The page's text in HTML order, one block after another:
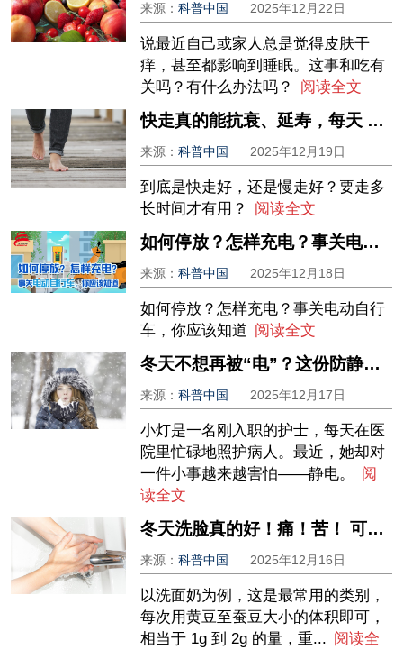
来源：科普中国 2025年12月22日
说最近自己或家人总是觉得皮肤干
痒，甚至都影响到睡眠。这事和吃有
关吗？有什么办法吗？
阅读全文
快走真的能抗衰、延寿，每天 15 分钟就有用！掌握这几点，效果加倍
来源：科普中国 2025年12月19日
到底是快走好，还是慢走好？要走多
长时间才有用？
阅读全文
如何停放？怎样充电？事关电动自行车，你应该知道
来源：科普中国 2025年12月18日
如何停放？怎样充电？事关电动自行
车，你应该知道 阅读全文
冬天不想再被“电”？这份防静电攻略请收好，助你告别噼里啪啦
来源：科普中国 2025年12月17日
小灯是一名刚入职的护士，每天在医
院里忙碌地照护病人。最近，她却对
一件小事越来越害怕——静电。
阅
读全文
冬天洗脸真的好！痛！苦！ 可以不洗吗？
来源：科普中国 2025年12月16日
以洗面奶为例，这是最常用的类别，
每次用黄豆至蚕豆大小的体积即可，
相当于 1g 到 2g 的量，重... 阅读全